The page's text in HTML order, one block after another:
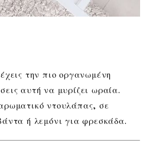
την πιο οργανωμένη
αυτή να μυρίζει ωραία.
ντουλάπας, σε
ή λεμόνι για φρεσκάδα.